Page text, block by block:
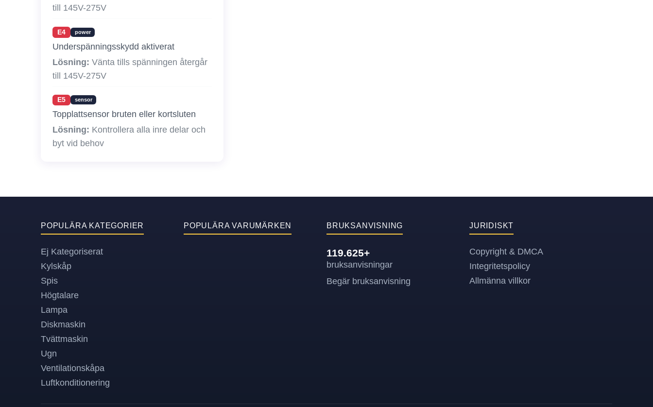
till 145V-275V
E4 power
Underspänningsskydd aktiverat
Lösning: Vänta tills spänningen återgår
till 145V-275V
E5 sensor
Topplattsensor bruten eller kortsluten
Lösning: Kontrollera alla inre delar och
byt vid behov
POPULÄRA KATEGORIER
Ej Kategoriserat
Kylskåp
Spis
Högtalare
Lampa
Diskmaskin
Tvättmaskin
Ugn
Ventilationskåpa
Luftkonditionering
POPULÄRA VARUMÄRKEN BRUKSANVISNING
119.625+
bruksanvisningar
Begär bruksanvisning
JURIDISKT
Copyright & DMCA
Integritetspolicy
Allmänna villkor